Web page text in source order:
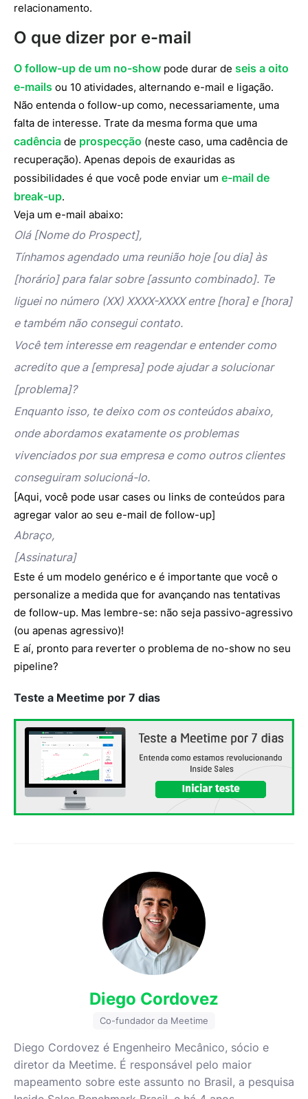
relacionamento.
O que dizer por e-mail
O follow-up de um no-show pode durar de seis a oito
e-mails ou 10 atividades, alternando e-mail e ligação.
Não entenda o follow-up como, necessariamente, uma
falta de interesse. Trate da mesma forma que uma
cadência de prospecção (neste caso, uma cadência de
recuperação). Apenas depois de exauridas as
possibilidades é que você pode enviar um e-mail de
break-up.
Veja um e-mail abaixo:
Olá [Nome do Prospect],
Tínhamos agendado uma reunião hoje [ou dia] às
[horário] para falar sobre [assunto combinado]. Te
liguei no número (XX) XXXX-XXXX entre [hora] e [hora]
e também não consegui contato.
Você tem interesse em reagendar e entender como
acredito que a [empresa] pode ajudar a solucionar
[problema]?
Enquanto isso, te deixo com os conteúdos abaixo,
onde abordamos exatamente os problemas
vivenciados por sua empresa e como outros clientes
conseguiram solucioná-lo.
[Aqui, você pode usar cases ou links de conteúdos para
agregar valor ao seu e-mail de follow-up]
Abraço,
[Assinatura]
Este é um modelo genérico e é importante que você o
personalize a medida que for avançando nas tentativas
de follow-up. Mas lembre-se: não seja passivo-agressivo
(ou apenas agressivo)!
E aí, pronto para reverter o problema de no-show no seu
pipeline?
Teste a Meetime por 7 dias
Diego Cordovez
Co-fundador da Meetime
Diego Cordovez é Engenheiro Mecânico, sócio e
diretor da Meetime. É responsável pelo maior
mapeamento sobre este assunto no Brasil, a pesquisa